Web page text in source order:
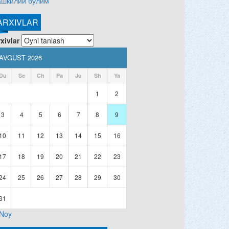
2026
Du Se Ch Pa Ju Sh Ya
1 2
3 4 5 6 7 8 9
10 11 12 13 14 15 16
17 18 19 20 21 22 23
25 26 27 28 29 30